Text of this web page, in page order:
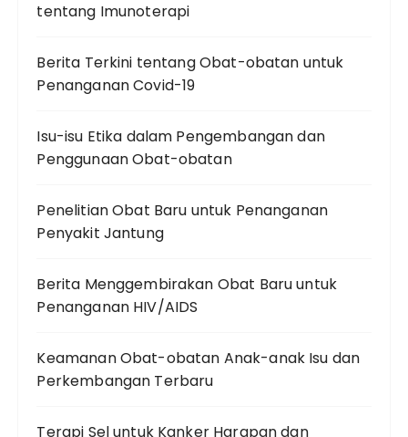
tentang Imunoterapi
Berita Terkini tentang Obat-obatan untuk
Penanganan Covid-19
Isu-isu Etika dalam Pengembangan dan
Penggunaan Obat-obatan
Penelitian Obat Baru untuk Penanganan
Penyakit Jantung
Berita Menggembirakan Obat Baru untuk
Penanganan HIV/AIDS
Keamanan Obat-obatan Anak-anak Isu dan
Perkembangan Terbaru
Terapi Sel untuk Kanker Harapan dan